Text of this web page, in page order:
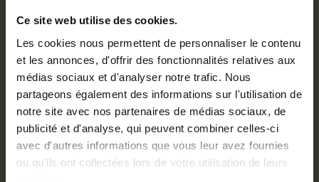
Ce site web utilise des cookies.
Les cookies nous permettent de personnaliser le contenu
et les annonces, d'offrir des fonctionnalités relatives aux
médias sociaux et d'analyser notre trafic. Nous
partageons également des informations sur l'utilisation de
notre site avec nos partenaires de médias sociaux, de
publicité et d'analyse, qui peuvent combiner celles-ci
avec d'autres informations que vous leur avez fournies
ou qu'ils ont collectées lors de votre utilisation de leurs
services.
Sélectionnez la date
Sélectionnez l’heure
Select Select